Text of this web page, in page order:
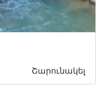
Շարունակել